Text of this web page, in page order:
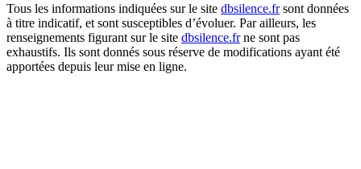
Tous les informations indiquées sur le site dbsilence.frsont données
à titre indicatif, et sont susceptibles d’évoluer. Par ailleurs, les
renseignements figurant sur le site dbsilence.frne sont pas
exhaustifs. Ils sont donnés sous réserve de modifications ayant été
apportées depuis leur mise en ligne.